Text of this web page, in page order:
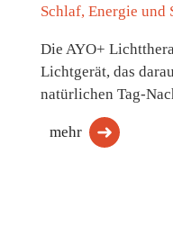
Schlaf, Energie und
Die AYO+
Lichtgerät, das
natürlichen Tag-
mehr